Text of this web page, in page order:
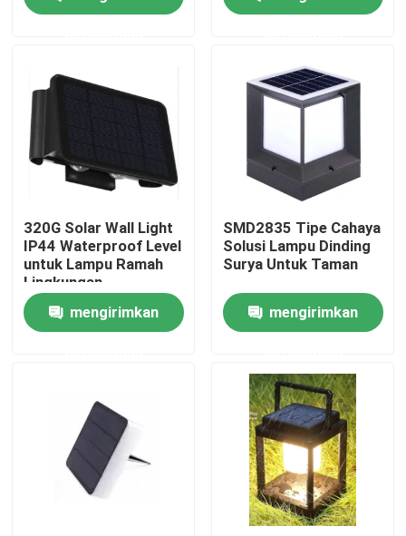
Rumah
Video
Pertunjukan VR
Tentang kami
Tur Pabrik
Hubungi kami
Permintaan Penawaran
320G Solar Wall Light
IP44 Waterproof Level
untuk Lampu Ramah
Lingkungan
mengirimkan
SMD2835 Tipe Cahaya
Solusi Lampu Dinding
Surya Untuk Taman
mengirimkan